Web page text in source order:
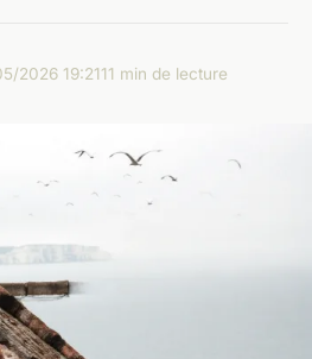
2026 19:2111 min de lecture